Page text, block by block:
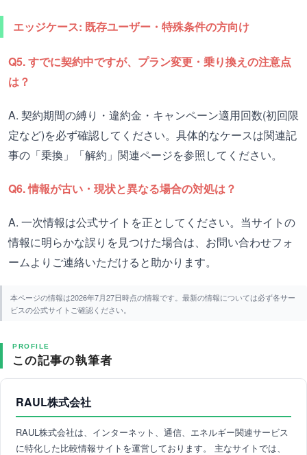
エッジケース: 既存ユーザー・特殊条件の方向け
Q5. すでに契約中ですが、プラン変更・乗り換えの注意点
は？
A. 契約期間の縛り・違約金・キャンペーン適用回数(初回限
定など)を必ず確認してください。具体的なケースは関連記
事の「乗換」「解約」関連ページを参照してください。
Q6. 情報が古い・現状と異なる場合の対処は？
A. 一次情報は公式サイトを正としてください。当サイトの
情報に明らかな誤りを見つけた場合は、お問い合わせフォ
ームよりご連絡いただけると助かります。
本ページの情報は2026年7月27日時点の情報です。最新の情報については必ず各サー
ビスの公式サイトご確認ください。
PROFILE
この記事の執筆者
RAUL株式会社
RAUL株式会社は、インターネット、通信、エネルギー関連サービス
に特化した比較情報サイトを運営しております。 主なサイトでは、